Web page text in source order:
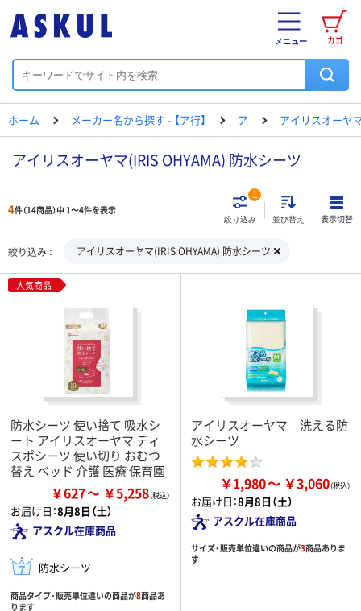
カゴ
メニュー
ホーム メーカー名から探す - 【ア行】 ア アイリスオーヤ
アイリスオーヤマ(IRIS OHYAMA) 防水シーツ
4件（14商品）中 1～4件を表示
絞り込み
1
並び替え 表示切替
絞り込み アイリスオーヤマ(IRIS OHYAMA) 防水シーツ
人気商品
防水シーツ 使い捨て 吸水シ
ート アイリスオーヤマ ディ
スポシーツ 使い切り おむつ
替え ベッド 介護 医療 保育園
￥627 ￥5,258
お届け日：8月8日（土）
アスクル在庫商品
防水シーツ
商品タイプ・販売単位違いの商品が8商品あ
ります
アイリスオーヤマ 洗える防
水シーツ
￥1,980 ￥3,060
お届け日：8月8日（土）
アスクル在庫商品
サイズ・販売単位違いの商品が3商品ありま
す